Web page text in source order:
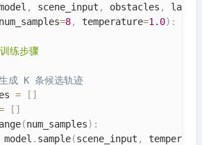
, scene_input , obstacles ,
=8, temperature=1.0) :
练步骤
K 条候选轨迹
= [ ]
[ ]
(num_samples) :
model . sample(scene_input ,